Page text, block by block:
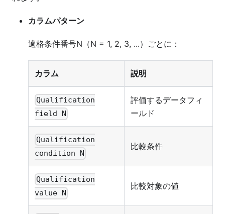
カラムパターン
適格条件番号N（N = 1, 2, 3, ...）ごとに：
カラム 説明
Qualification
field N
評価するデータフィ
ールド
Qualification
condition N
比較条件
Qualification
value N
比較対象の値